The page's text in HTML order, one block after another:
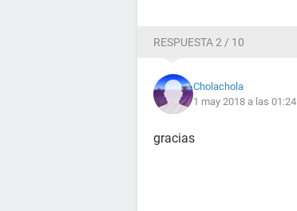
RESPUESTA 2 / 10
Cholachola
1 may 2018 a las 01:24
gracias